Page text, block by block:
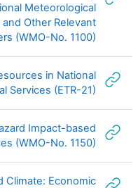
Meteorological
Other Relevant
(WMO-No. 1100)
in National
Services (ETR-21)
Impact-based
(WMO-No. 1150)
Climate: Economic